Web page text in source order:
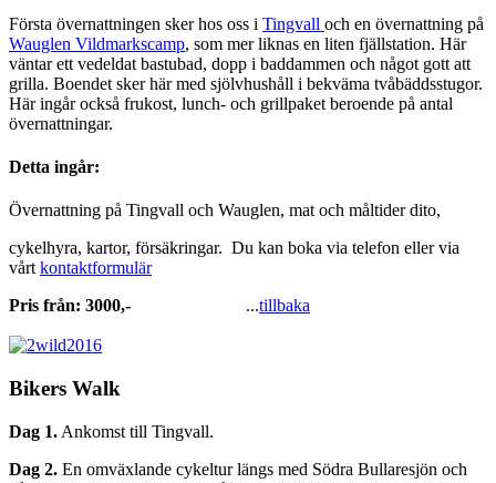
Första övernattningen sker hos oss i Tingvall och en övernattning på
Wauglen Vildmarkscamp, som mer liknas en liten fjällstation. Här
väntar ett vedeldat bastubad, dopp i baddammen och något gott att
grilla. Boendet sker här med sjölvhushåll i bekväma tvåbäddsstugor.
Här ingår också frukost, lunch- och grillpaket beroende på antal
övernattningar.
Detta ingår:
Övernattning på Tingvall och Wauglen, mat och måltider dito,
cykelhyra, kartor, försäkringar. Du kan boka via telefon eller via
vårt kontaktformulär
Pris från: 3000,-
...tillbaka
Bikers Walk
Dag 1. Ankomst till Tingvall.
Dag 2. En omväxlande cykeltur längs med Södra Bullaresjön och